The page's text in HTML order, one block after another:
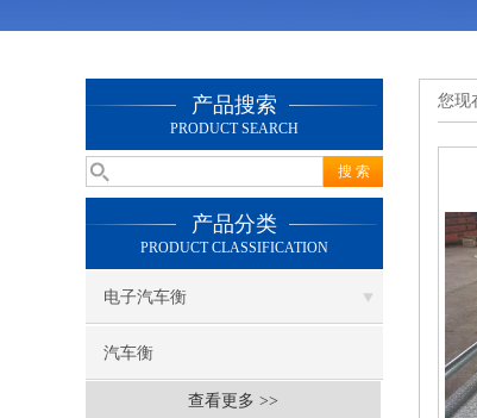
产品搜索
PRODUCT SEARCH
产品分类
PRODUCT CLASSIFICATION
电子汽车衡
汽车衡
查看更多 >>
您现